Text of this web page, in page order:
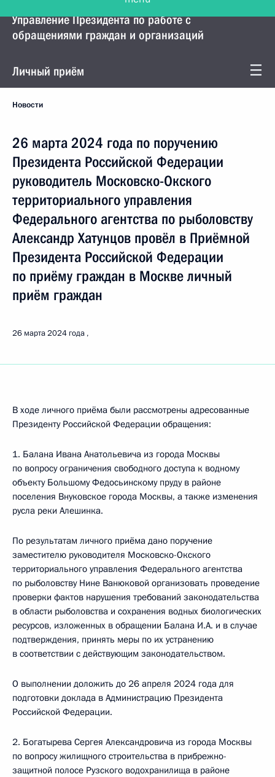
Управление Президента по работе с
обращениями граждан и организаций
Личный приём
Новости
26 марта 2024 года по поручению
Президента Российской Федерации
руководитель Московско-Окского
территориального управления
Федерального агентства по рыболовству
Александр Хатунцов провёл в Приёмной
Президента Российской Федерации
по приёму граждан в Москве личный
приём граждан
26 марта 2024 года
В ходе личного приёма были рассмотрены адресованные
Президенту Российской Федерации обращения:
1. Балана Ивана Анатольевича из города Москвы
по вопросу ограничения свободного доступа к водному
объекту Большому Федосьинскому пруду в районе
поселения Внуковское города Москвы, а также изменения
русла реки Алешинка.
По результатам личного приёма дано поручение
заместителю руководителя Московско-Окского
территориального управления Федерального агентства
по рыболовству Нине Ванюковой организовать проведение
проверки фактов нарушения требований законодательства
в области рыболовства и сохранения водных биологических
ресурсов, изложенных в обращении Балана И.А. и в случае
подтверждения, принять меры по их устранению
в соответствии с действующим законодательством.
О выполнении доложить до 26 апреля 2024 года для
подготовки доклада в Администрацию Президента
Российской Федерации.
2. Богатырева Сергея Александровича из города Москвы
по вопросу жилищного строительства в прибрежно-
защитной полосе Рузского водохранилища в районе